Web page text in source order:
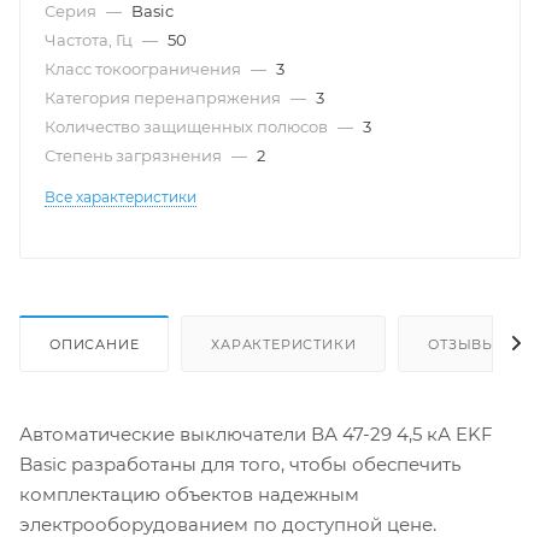
Серия — Basic
Частота, Гц — 50
Класс токоограничения — 3
Категория перенапряжения — 3
Количество защищенных полюсов — 3
Степень загрязнения — 2
Все характеристики
ОПИСАНИЕ ХАРАКТЕРИСТИКИ ОТЗЫВЫ
Автоматические выключатели ВА 47-29 4,5 кА EKF
Basic разработаны для того, чтобы обеспечить
комплектацию объектов надежным
электрооборудованием по доступной цене.